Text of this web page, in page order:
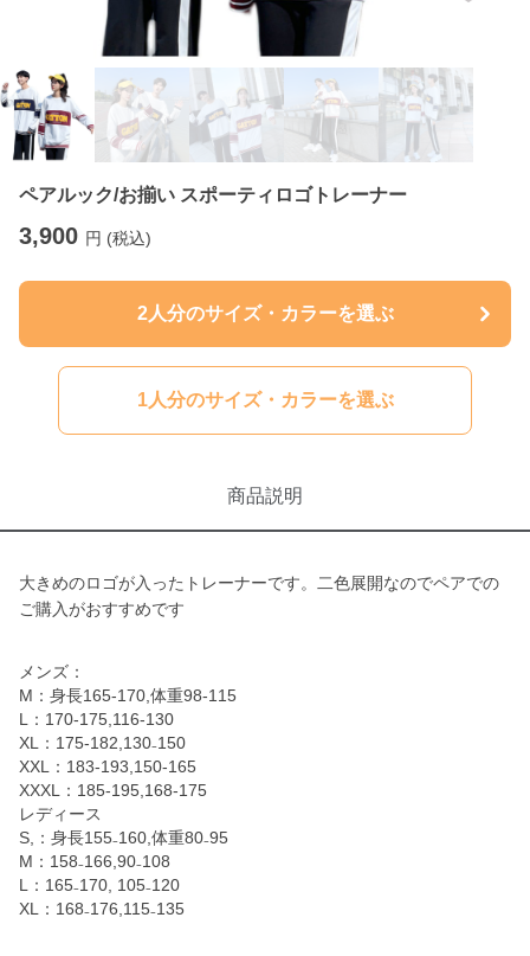
ペアルック/お揃い スポーティロゴトレーナー
3,900 円 (税込)
2人分のサイズ・カラーを選ぶ
1人分のサイズ・カラーを選ぶ
商品説明
大きめのロゴが入ったトレーナーです。二色展開なのでペアでの
ご購入がおすすめです
メンズ：
M：身長165-170,体重98-115
L：170-175,116-130
XL：175-182,130₋150
XXL：183-193,150-165
XXXL：185-195,168-175
レディース
S,：身長155₋160,体重80₋95
M：158₋166,90₋108
L：165₋170, 105₋120
XL：168₋176,115₋135